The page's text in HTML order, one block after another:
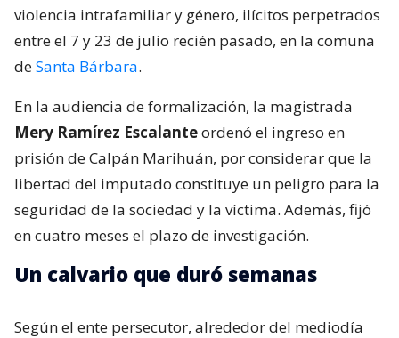
violencia intrafamiliar y género, ilícitos perpetrados
entre el 7 y 23 de julio recién pasado, en la comuna
deSanta Bárbara.
En la audiencia de formalización, la magistrada
Mery Ramírez Escalanteordenó el ingreso en
prisión de Calpán Marihuán, por considerar que la
libertad del imputado constituye un peligro para la
seguridad de la sociedad y la víctima. Además, fijó
en cuatro meses el plazo de investigación.
Un calvario que duró semanas
Según el ente persecutor, alrededor del mediodía